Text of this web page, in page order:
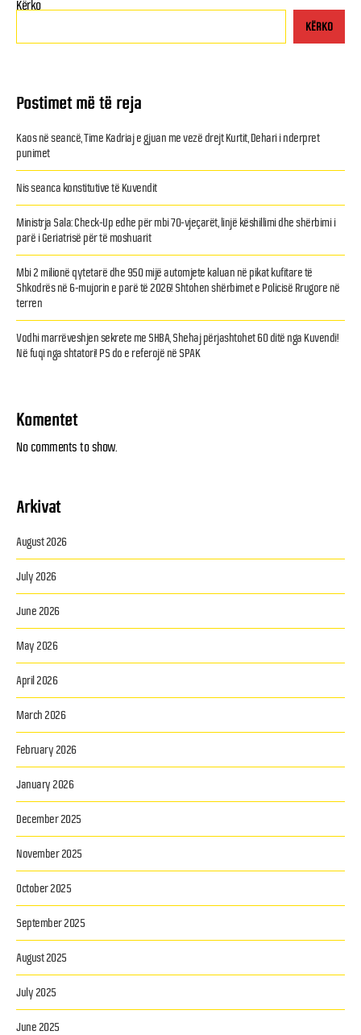
Kërko
KËRKO
Postimet më të reja
Kaos në seancë, Time Kadriaj e gjuan me vezë drejt Kurtit, Dehari i nderpret
punimet
Nis seanca konstitutive të Kuvendit
Ministrja Sala: Check-Up edhe për mbi 70-vjeçarët, linjë këshillimi dhe shërbimi i
parë i Geriatrisë për të moshuarit
Mbi 2 milionë qytetarë dhe 950 mijë automjete kaluan në pikat kufitare të
Shkodrës në 6-mujorin e parë të 2026! Shtohen shërbimet e Policisë Rrugore në
terren
Vodhi marrëveshjen sekrete me SHBA, Shehaj përjashtohet 60 ditë nga Kuvendi!
Në fuqi nga shtatori! PS do e referojë në SPAK
Komentet
No comments to show.
Arkivat
August 2026
July 2026
June 2026
May 2026
April 2026
March 2026
February 2026
January 2026
December 2025
November 2025
October 2025
September 2025
August 2025
July 2025
June 2025